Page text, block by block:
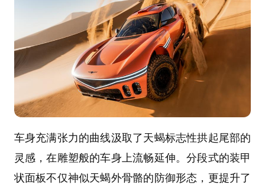
车身充满张力的曲线汲取了天蝎标志性拱起尾部的
灵感，在雕塑般的车身上流畅延伸。分段式的装甲
状面板不仅神似天蝎外骨骼的防御形态，更提升了